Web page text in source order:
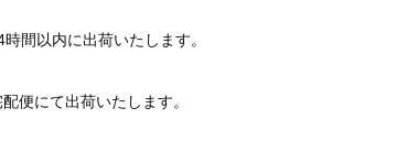
間以内に出荷いたします。
便にて出荷いたします。